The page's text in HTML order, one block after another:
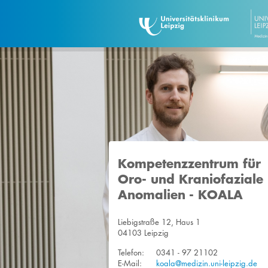
Kompetenzzentrum für
Oro- und Kraniofaziale
Anomalien - KOALA
Liebigstraße 12, Haus 1
04103 Leipzig
Telefon:
0341 - 97 21102
E-Mail:
koala@medizin.uni-leipzig.de